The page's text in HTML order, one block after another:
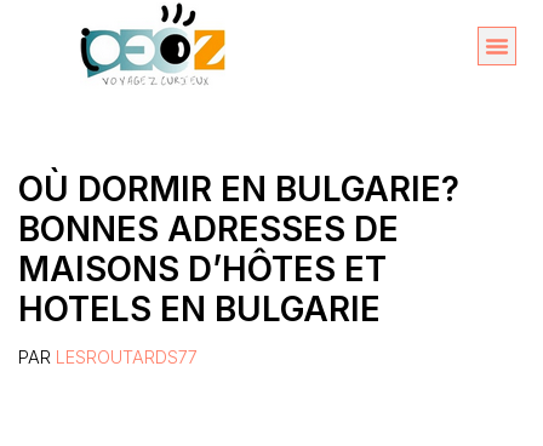
OÙ DORMIR EN BULGARIE?
BONNES ADRESSES DE
MAISONS D’HÔTES ET
HOTELS EN BULGARIE
PAR LESROUTARDS77